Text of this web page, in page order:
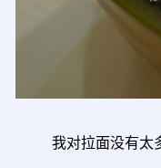
我对拉面没有太